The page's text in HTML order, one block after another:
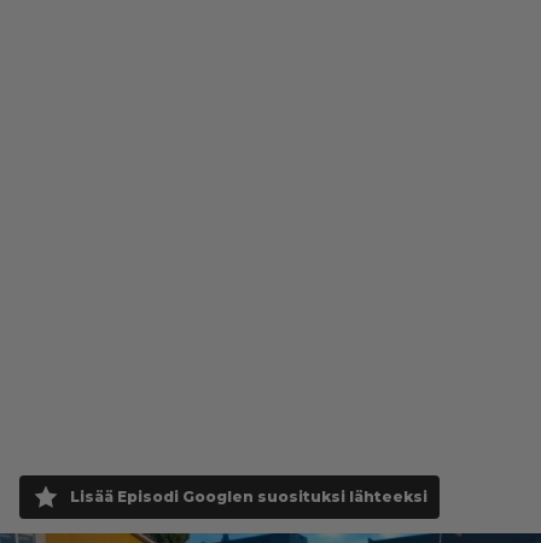
Lisää Episodi Googlen suosituksi lähteeksi